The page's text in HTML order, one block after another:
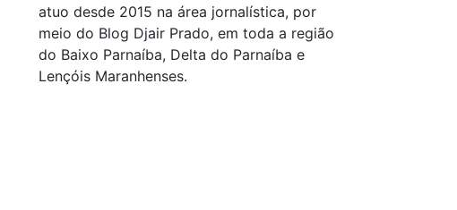
atuo desde 2015 na área jornalística, por
meio do Blog Djair Prado, em toda a região
do Baixo Parnaíba, Delta do Parnaíba e
Lençóis Maranhenses.